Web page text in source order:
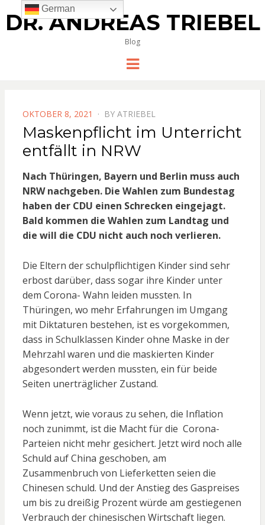
DR. ANDREAS TRIEBEL
Blog
Menu
POSTED
ON
OKTOBER 8, 2021 BY ATRIEBEL
Maskenpflicht im Unterricht
entfällt in NRW
Nach Thüringen, Bayern und Berlin muss auch
NRW nachgeben. Die Wahlen zum Bundestag
haben der CDU einen Schrecken eingejagt.
Bald kommen die Wahlen zum Landtag und
die will die CDU nicht auch noch verlieren.
Die Eltern der schulpflichtigen Kinder sind sehr
erbost darüber, dass sogar ihre Kinder unter
dem Corona- Wahn leiden mussten. In
Thüringen, wo mehr Erfahrungen im Umgang
mit Diktaturen bestehen, ist es vorgekommen,
dass in Schulklassen Kinder ohne Maske in der
Mehrzahl waren und die maskierten Kinder
abgesondert werden mussten, ein für beide
Seiten unerträglicher Zustand.
Wenn jetzt, wie voraus zu sehen, die Inflation
noch zunimmt, ist die Macht für die Corona-
Parteien nicht mehr gesichert. Jetzt wird noch alle
Schuld auf China geschoben, am
Zusammenbruch von Lieferketten seien die
Chinesen schuld. Und der Anstieg des Gaspreises
um bis zu dreißig Prozent würde am gestiegenen
Verbrauch der chinesischen Wirtschaft liegen.
German